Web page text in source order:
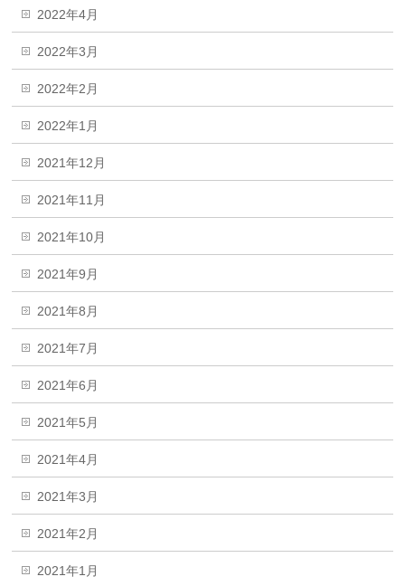
2022年4月
2022年3月
2022年2月
2022年1月
2021年12月
2021年11月
2021年10月
2021年9月
2021年8月
2021年7月
2021年6月
2021年5月
2021年4月
2021年3月
2021年2月
2021年1月